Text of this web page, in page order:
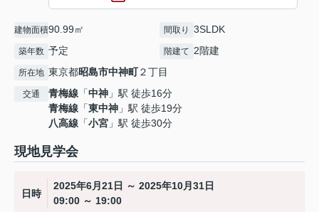
建物面積90.99㎡ 間取り 3SLDK
築年数 予定 階建て 2階建
所在地 東京都昭島市中神町２丁目
交通 青梅線 「中神 」駅 徒歩16分
青梅線 「東中神 」駅 徒歩19分
八高線 「小宮 」駅 徒歩30分
現地見学会
日時
2025年6月21日 ～ 2025年10月31日
09:00 ～ 19:00